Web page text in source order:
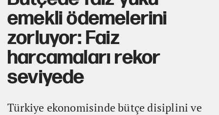
emekli ödemelerini
zorluyor: Faiz
harcamaları rekor
seviyede
Türkiye ekonomisinde bütçe disiplini ve